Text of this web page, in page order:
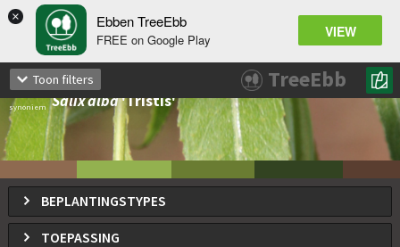
× Ebben TreeEbb
FREE on Google Play VIEW
Salixxsepulcralis'Chrysocoma'
Gele treurwilg, Gouden treurwilg
synoniem Salix alba'Tristis'
BEPLANTINGSTYPES
TOEPASSING
Toon filters TreeEbb